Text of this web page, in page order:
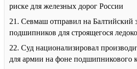
риске для железных дорог России
21. Севмаш отправил на Балтийский
подшипников для строящегося
22. Суд национализировал
для армии на фоне подшипникового